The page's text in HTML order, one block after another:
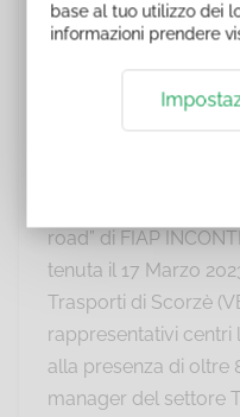
Imprenditori e
In questa prima
road” di FIAP
tenuta il 17 Marzo
Trasporti di Scorzè
rappresentativi centri
alla presenza di oltre
manager del settore
base al tuo utilizzo dei
informazioni prendere